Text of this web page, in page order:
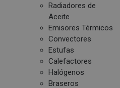
Radiadores de
Aceite
Emisores Térmicos
Convectores
Estufas
Calefactores
Halógenos
Braseros